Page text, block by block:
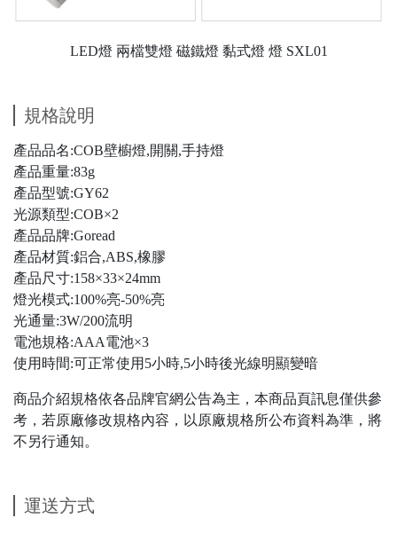
LED燈 兩檔雙燈 磁鐵燈 黏式燈 燈 SXL01
規格說明
產品品名:COB壁櫥燈,開關,手持燈
產品重量:83g
產品型號:GY62
光源類型:COB×2
產品品牌:Goread
產品材質:鋁合,ABS,橡膠
產品尺寸:158×33×24mm
燈光模式:100%亮-50%亮
光通量:3W/200流明
電池規格:AAA電池×3
使用時間:可正常使用5小時,5小時後光線明顯變暗
商品介紹規格依各品牌官網公告為主，本商品頁訊息僅供參
考，若原廠修改規格內容，以原廠規格所公布資料為準，將
不另行通知。
運送方式